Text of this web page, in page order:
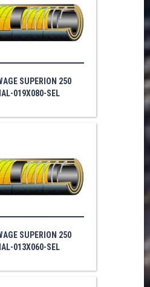
SUPERION 250
019X080-SEL
SUPERION 250
013X060-SEL